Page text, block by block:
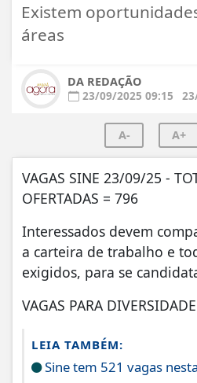
Existem
áreas
DA REDAÇÃO
23/09/2025 09:15
A- A+
VAGAS SINE 23/09/25 -
OFERTADAS = 796
Interessados devem
a carteira de trabalho e
exigidos, para se
VAGAS PARA
LEIA TAMBÉM:
Sine tem 521 vagas